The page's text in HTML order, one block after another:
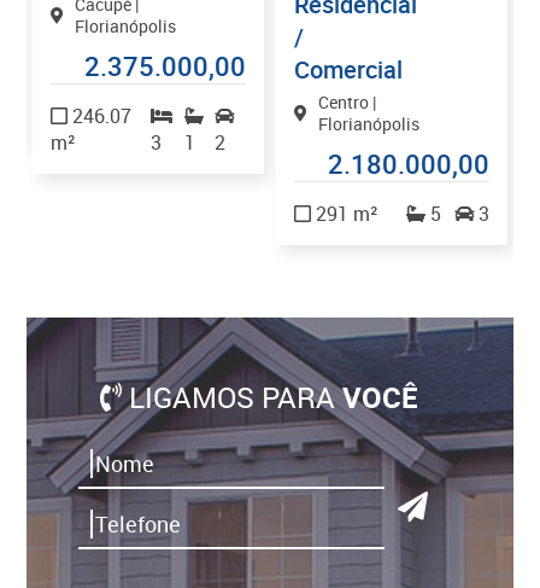
Florianópolis
2.375.000,00
246.07
m²
3 1 2
/
Comercial
Centro |
Florianópolis
2.180.000,00
291 m² 5 3
LIGAMOS PARAVOCÊ